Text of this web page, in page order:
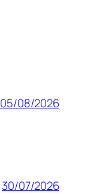
05/08/2026
30/07/2026